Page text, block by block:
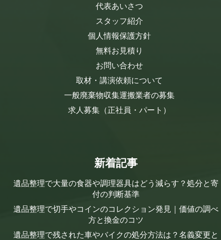
代表あいさつ
スタッフ紹介
個人情報保護方針
無料お見積り
お問い合わせ
取材・講演依頼について
一般廃棄物収集運搬業者の募集
求人募集（正社員・パート）
新着記事
遺品整理で大量の食器や調理器具はどう減らす？処分と寄
付の判断基準
遺品整理で切手やコインのコレクション発見｜価値の調べ
方と換金のコツ
遺品整理で残された車やバイクの処分方法は？名義変更と